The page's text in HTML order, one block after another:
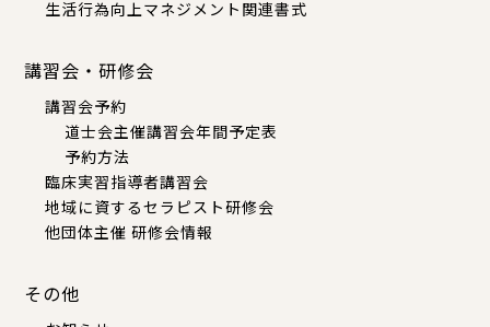
生活行為向上マネジメント関連書式
講習会・研修会
講習会予約
道士会主催講習会年間予定表
予約方法
臨床実習指導者講習会
地域に資するセラピスト研修会
他団体主催 研修会情報
その他